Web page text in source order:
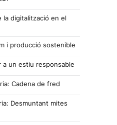
la digitalització en el
i producció sostenible
a un estiu responsable
Cadena de fred
Desmuntant mites